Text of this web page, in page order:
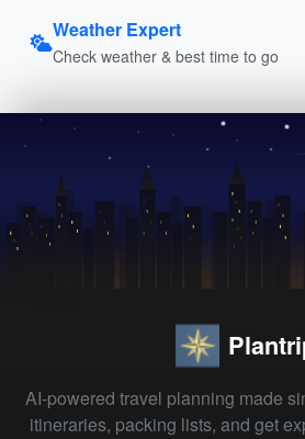
Weather Expert
Check weather & best time to go
AI-powered travel planning made
itineraries, packing lists, and get